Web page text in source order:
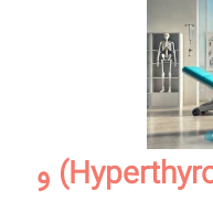
پرکاری تیروئید (Hyperthyroidism) و